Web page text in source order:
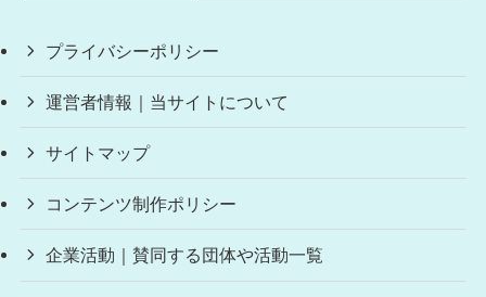
プライバシーポリシー
運営者情報｜当サイトについて
サイトマップ
コンテンツ制作ポリシー
企業活動｜賛同する団体や活動一覧